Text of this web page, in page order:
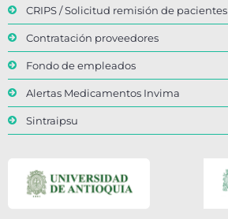
CRIPS / Solicitud remisión de pacientes
Contratación proveedores
Fondo de empleados
Alertas Medicamentos Invima
Sintraipsu